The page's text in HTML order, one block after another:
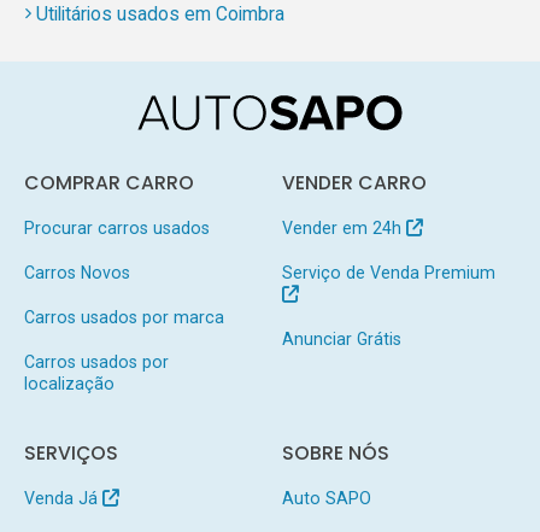
Utilitários usados em Coimbra
COMPRAR CARRO
Procurar carros usados
Carros Novos
Carros usados por marca
Carros usados por
localização
VENDER CARRO
Vender em 24h
Serviço de Venda Premium
Anunciar Grátis
SERVIÇOS
Venda Já
SOBRE NÓS
Auto SAPO